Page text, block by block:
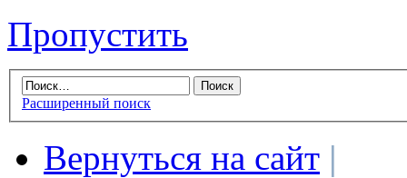
Пропустить
Расширенный поиск
Вернуться на сайт |